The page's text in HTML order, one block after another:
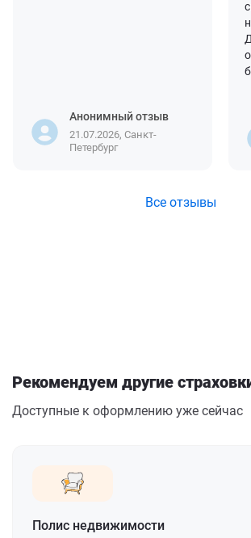
Анонимный отзыв
21.07.2026, Санкт-
Петербург
Все отзывы
Рекомендуем другие
Доступные к оформлению уже сейчас
Полис недвижимости